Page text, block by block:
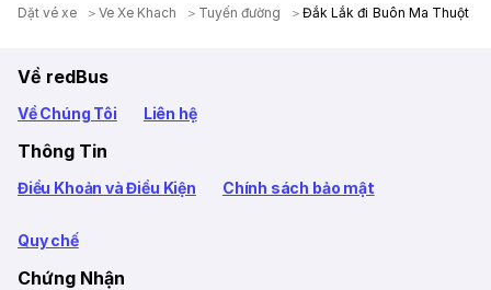
Dặt vé xe Ve Xe Khach Tuyến đường Đắk Lắk đi Buôn Ma Thuột
Về redBus
Về Chúng Tôi Liên hệ
Thông Tin
Điều Khoản và Điều Kiện Chính sách bảo mật
Quy chế
Chứng Nhận